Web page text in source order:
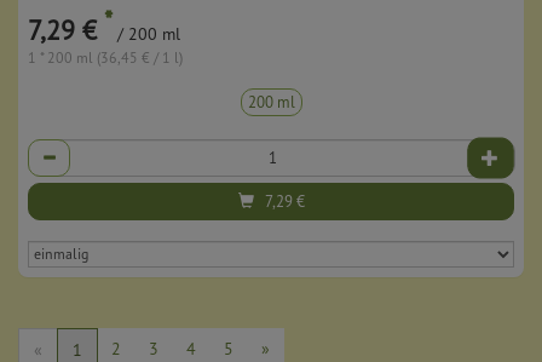
7,29 € * / 200 ml
1 * 200 ml (36,45 € / 1 l)
200 ml
Anzahl
7,29€
« 1 2 3 4 5 »